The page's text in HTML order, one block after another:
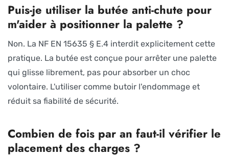
Puis-je utiliser la butée anti-chute pour
m'aider à positionner la palette ?
Non. La NF EN 15635 § E.4 interdit explicitement cette
pratique. La butée est conçue pour arrêter une palette
qui glisse librement, pas pour absorber un choc
volontaire. L'utiliser comme butoir l'endommage et
réduit sa fiabilité de sécurité.
Combien de fois par an faut-il vérifier le
placement des charges ?